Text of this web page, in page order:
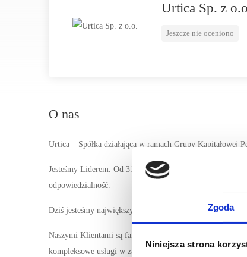
Zgoda
Niniejsza strona
Urtica Sp. z
Jeszcze nie oceniono
O nas
Urtica – Spółka działająca w ramach Grupy Kapitałowej
Jesteśmy Liderem. Od 31 lat dostarczamy leki, które
odpowiedzialność.
Dziś jesteśmy największym w Polsce dystrybutorem
Naszymi Klientami są farmaceuci, szpitale, jak również
kompleksowe usługi w zakresie wdrożenia leku, jego